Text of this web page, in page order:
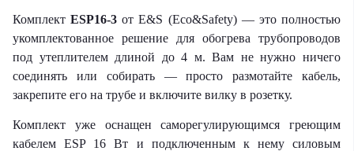
КомплектESP16-3 от E&S (Eco&Safety) — это полностью
укомплектованное решение для обогрева трубопроводов
под утеплителем длиной до 4 м. Вам не нужно ничего
соединять или собирать — просто размотайте кабель,
закрепите его на трубе и включите вилку в розетку.
Комплект уже оснащен саморегулирующимся греющим
кабелем ESP 16 Вт и подключенным к нему силовым